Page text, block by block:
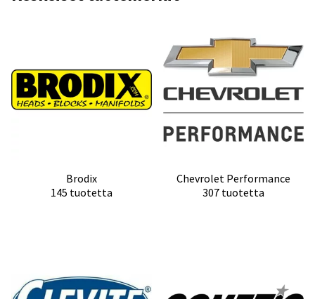
Brodix
145 tuotetta
Chevrolet Performance
307 tuotetta